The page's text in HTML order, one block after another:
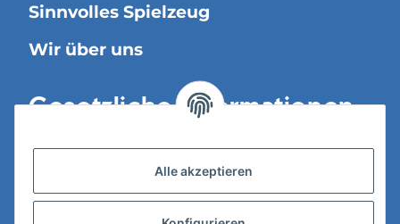
Sinnvolles Spielzeug
Wir über uns
Gesetzliche Informationen
Versandinformationen
Datenschutz
Alle akzeptieren